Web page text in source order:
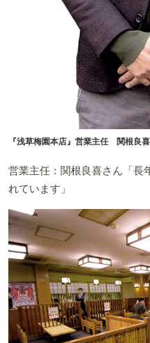
『浅草梅園本店』営業主任 関根良
営業主任：関根良喜さん「長
れています」